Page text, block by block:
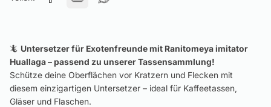
🦎 Untersetzer für Exotenfreunde mit Ranitomeya imitator
Huallaga – passend zu unserer Tassensammlung!
Schütze deine Oberflächen vor Kratzern und Flecken mit
diesem einzigartigen Untersetzer – ideal für Kaffeetassen,
Gläser und Flaschen.